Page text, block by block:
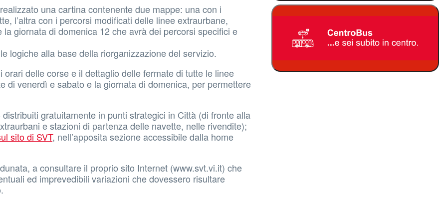
una cartina contenente due mappe: una con i
l’altra con i percorsi modificati delle linee extraurbane,
giornata di domenica 12 che avrà dei percorsi specifici e
logiche alla base della riorganizzazione del servizio.
delle corse e il dettaglio delle fermate di tutte le linee
di venerdì e sabato e la giornata di domenica, per permettere
gratuitamente in punti strategici in Città (di fronte alla
e stazioni di partenza delle navette, nelle rivendite);
sito di SVT, nell’apposita sezione accessibile dalla home
a consultare il proprio sito Internet (www.svt.vi.it) che
ed imprevedibili variazioni che dovessero risultare